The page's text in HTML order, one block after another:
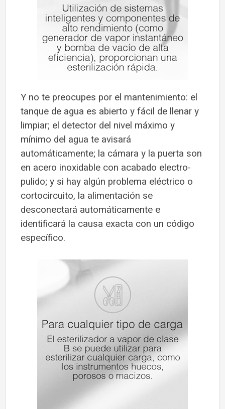
Y no te preocupes por el mantenimiento: el
tanque de agua es abierto y fácil de llenar y
limpiar; el detector del nivel máximo y
mínimo del agua te avisará
automáticamente; la cámara y la puerta son
en acero inoxidable con acabado electro-
pulido; y si hay algún problema eléctrico o
cortocircuito, la alimentación se
desconectará automáticamente e
identificará la causa exacta con un código
específico.